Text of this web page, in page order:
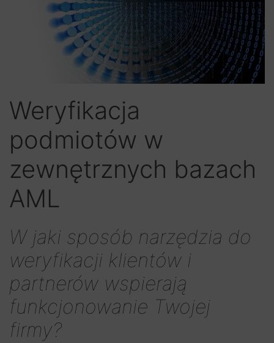
Weryfikacja
podmiotów w
zewnętrznych bazach
AML
W jaki sposób narzędzia do
weryfikacji klientów i
partnerów wspierają
funkcjonowanie Twojej
firmy?